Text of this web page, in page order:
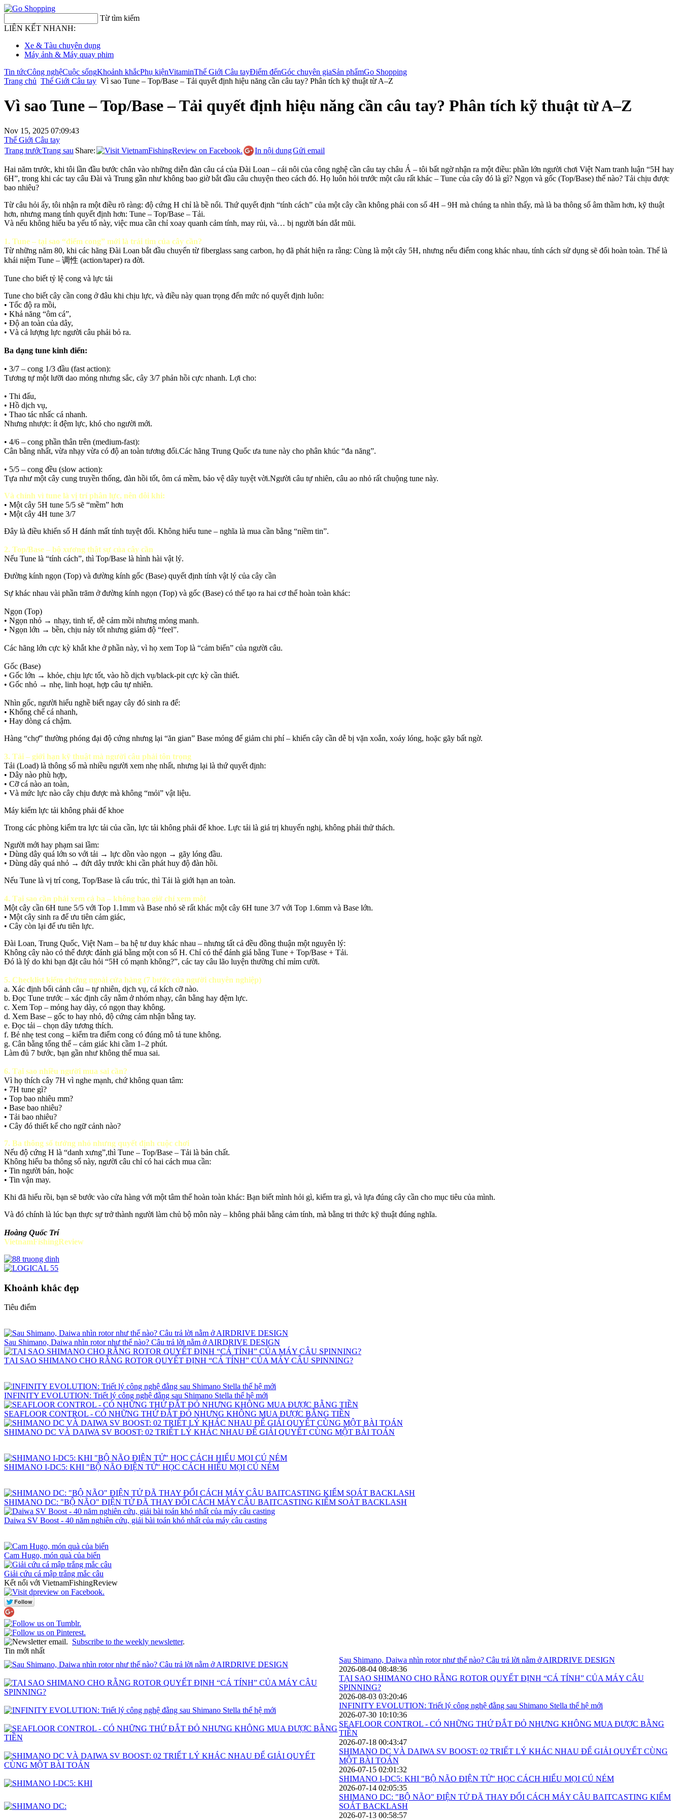
Từ tìm kiếm
LIÊN KẾT NHANH:
Xe & Tàu chuyên dụng
Máy ảnh & Máy quay phim
Tin tứcCông nghệCuộc sốngKhoảnh khắcPhụ kiệnVitaminThế Giới Câu tayĐiểm đếnGóc chuyên giaSản phẩmGo Shopping
Trang chủ Thế Giới Câu tay Vì sao Tune – Top/Base – Tải quyết định hiệu năng cần câu tay? Phân tích kỹ thuật từ A–Z
Vì sao Tune – Top/Base – Tải quyết định hiệu năng cần câu tay? Phân tích kỹ thuật từ A–Z
Nov 15, 2025 07:09:43
Thế Giới Câu tay
Trang trướcTrang sau Share: In nội dungGửi email
Hai năm trước, khi tôi lần đầu bước chân vào những diễn đàn câu cá của Đài Loan – cái nôi của công nghệ cần câu tay châu Á – tôi bất ngờ nhận ra một điều: phần lớn người chơi Việt Nam tranh luận “5H hay
6H”, trong khi các tay câu Đài và Trung gần như không bao giờ bắt đầu câu chuyện theo cách đó. Họ luôn hỏi trước một câu rất khác – Tune của cây đó là gì? Ngọn và gốc (Top/Base) thế nào? Tải chịu được
bao nhiêu?
Từ câu hỏi ấy, tôi nhận ra một điều rõ ràng: độ cứng H chỉ là bề nổi. Thứ quyết định “tính cách” của một cây cần không phải con số 4H – 9H mà chúng ta nhìn thấy, mà là ba thông số âm thầm hơn, kỹ thuật
hơn, nhưng mang tính quyết định hơn: Tune – Top/Base – Tải.
Và nếu không hiểu ba yếu tố này, việc mua cần chỉ xoay quanh cảm tính, may rủi, và… bị người bán dắt mũi.
1. Tune – tại sao “điểm cong” mới là trái tim của cây cần?
Từ những năm 80, khi các hãng Đài Loan bắt đầu chuyển từ fiberglass sang carbon, họ đã phát hiện ra rằng: Cùng là một cây 5H, nhưng nếu điểm cong khác nhau, tính cách sử dụng sẽ đổi hoàn toàn. Thế là
khái niệm Tune – 调性 (action/taper) ra đời.
Tune cho biết tỷ lệ cong và lực tải
Tune cho biết cây cần cong ở đâu khi chịu lực, và điều này quan trọng đến mức nó quyết định luôn:
• Tốc độ ra mồi,
• Khả năng “ôm cá”,
• Độ an toàn của dây,
• Và cả lượng lực người câu phải bỏ ra.
Ba dạng tune kinh điển:
• 3/7 – cong 1/3 đầu (fast action):
Tương tự một lưỡi dao mỏng nhưng sắc, cây 3/7 phản hồi cực nhanh. Lợi cho:
• Thi đấu,
• Hồ dịch vụ,
• Thao tác nhấc cá nhanh.
Nhưng nhược: ít đệm lực, khó cho người mới.
• 4/6 – cong phần thân trên (medium-fast):
Cân bằng nhất, vừa nhạy vừa có độ an toàn tương đối.Các hãng Trung Quốc ưa tune này cho phân khúc “đa năng”.
• 5/5 – cong đều (slow action):
Tựa như một cây cung truyền thống, đàn hồi tốt, ôm cá mềm, bảo vệ dây tuyệt vời.Người câu tự nhiên, câu ao nhỏ rất chuộng tune này.
Và chính vì tune là vị trí phân lực, nên đôi khi:
• Một cây 5H tune 5/5 sẽ “mềm” hơn
• Một cây 4H tune 3/7
Đây là điều khiến số H đánh mất tính tuyệt đối. Không hiểu tune – nghĩa là mua cần bằng “niềm tin”.
2. Top/Base – bộ xương thật sự của cây cần
Nếu Tune là “tính cách”, thì Top/Base là hình hài vật lý.
Đường kính ngọn (Top) và đường kính gốc (Base) quyết định tính vật lý của cây cần
Sự khác nhau vài phần trăm ở đường kính ngọn (Top) và gốc (Base) có thể tạo ra hai cơ thể hoàn toàn khác:
Ngọn (Top)
• Ngọn nhỏ → nhạy, tinh tế, dễ cảm mồi nhưng mỏng manh.
• Ngọn lớn → bền, chịu nảy tốt nhưng giảm độ “feel”.
Các hãng lớn cực kỳ khắt khe ở phần này, vì họ xem Top là “cảm biến” của người câu.
Gốc (Base)
• Gốc lớn → khỏe, chịu lực tốt, vào hồ dịch vụ/black-pit cực kỳ cần thiết.
• Gốc nhỏ → nhẹ, linh hoạt, hợp câu tự nhiên.
Nhìn gốc, người hiểu nghề biết ngay cây đó sinh ra để:
• Khống chế cá nhanh,
• Hay dòng cá chậm.
Hàng “chợ” thường phóng đại độ cứng nhưng lại “ăn gian” Base mỏng để giảm chi phí – khiến cây cần dễ bị vặn xoắn, xoáy lóng, hoặc gãy bất ngờ.
3. Tải – giới hạn kỹ thuật mà người câu phải tôn trọng
Tải (Load) là thông số mà nhiều người xem nhẹ nhất, nhưng lại là thứ quyết định:
• Dây nào phù hợp,
• Cỡ cá nào an toàn,
• Và mức lực nào cây chịu được mà không “mỏi” vật liệu.
Máy kiểm lực tải không phải để khoe
Trong các phòng kiểm tra lực tải của cần, lực tải không phải để khoe. Lực tải là giá trị khuyến nghị, không phải thử thách.
Người mới hay phạm sai lầm:
• Dùng dây quá lớn so với tải → lực dồn vào ngọn → gãy lóng đầu.
• Dùng dây quá nhỏ → đứt dây trước khi cần phát huy độ đàn hồi.
Nếu Tune là vị trí cong, Top/Base là cấu trúc, thì Tải là giới hạn an toàn.
4. Tại sao cần phải xem cả ba – không bao giờ chỉ xem một
Một cây cần 6H tune 5/5 với Top 1.1mm và Base nhỏ sẽ rất khác một cây 6H tune 3/7 với Top 1.6mm và Base lớn.
• Một cây sinh ra để ưu tiên cảm giác,
• Cây còn lại để ưu tiên lực.
Đài Loan, Trung Quốc, Việt Nam – ba hệ tư duy khác nhau – nhưng tất cả đều đồng thuận một nguyên lý:
Không cây nào có thể được đánh giá bằng một con số H. Chỉ có thể đánh giá bằng Tune + Top/Base + Tải.
Đó là lý do khi bạn đặt câu hỏi “5H có mạnh không?”, các tay câu lão luyện thường chỉ mỉm cười.
5. Checklist kiểm chứng ngoài cửa hàng (7 bước của người chuyên nghiệp)
a. Xác định bối cảnh câu – tự nhiên, dịch vụ, cá kích cỡ nào.
b. Đọc Tune trước – xác định cây nằm ở nhóm nhạy, cân bằng hay đệm lực.
c. Xem Top – mỏng hay dày, có ngọn thay không.
d. Xem Base – gốc to hay nhỏ, độ cứng cảm nhận bằng tay.
e. Đọc tải – chọn dây tương thích.
f. Bẻ nhẹ test cong – kiểm tra điểm cong có đúng mô tả tune không.
g. Cân bằng tổng thể – cảm giác khi cầm 1–2 phút.
Làm đủ 7 bước, bạn gần như không thể mua sai.
6. Tại sao nhiều người mua sai cần?
Vì họ thích cây 7H vì nghe mạnh, chứ không quan tâm:
• 7H tune gì?
• Top bao nhiêu mm?
• Base bao nhiêu?
• Tải bao nhiêu?
• Cây đó thiết kế cho ngữ cảnh nào?
7. Ba thông số tưởng nhỏ nhưng quyết định cuộc chơi
Nếu độ cứng H là “danh xưng”,thì Tune – Top/Base – Tải là bản chất.
Không hiểu ba thông số này, người câu chỉ có hai cách mua cần:
• Tin người bán, hoặc
• Tin vận may.
Khi đã hiểu rồi, bạn sẽ bước vào cửa hàng với một tâm thế hoàn toàn khác: Bạn biết mình hỏi gì, kiểm tra gì, và lựa đúng cây cần cho mục tiêu của mình.
Và đó chính là lúc bạn thực sự trở thành người làm chủ bộ môn này – không phải bằng cảm tính, mà bằng tri thức kỹ thuật đúng nghĩa.
Hoàng Quốc Trí
VietnamFishingReview
Khoảnh khắc đẹp
Tiêu điểm
Sau Shimano, Daiwa nhìn rotor như thế nào? Câu trả lời nằm ở AIRDRIVE DESIGN
TẠI SAO SHIMANO CHO RẰNG ROTOR QUYẾT ĐỊNH “CÁ TÍNH” CỦA MÁY CÂU SPINNING?
INFINITY EVOLUTION: Triết lý công nghệ đằng sau Shimano Stella thế hệ mới
SEAFLOOR CONTROL - CÓ NHỮNG THỨ ĐẮT ĐỎ NHƯNG KHÔNG MUA ĐƯỢC BẰNG TIỀN
SHIMANO DC VÀ DAIWA SV BOOST: 02 TRIẾT LÝ KHÁC NHAU ĐỂ GIẢI QUYẾT CÙNG MỘT BÀI TOÁN
SHIMANO I-DC5: KHI "BỘ NÃO ĐIỆN TỬ" HỌC CÁCH HIỂU MỌI CÚ NÉM
SHIMANO DC: "BỘ NÃO" ĐIỆN TỬ ĐÃ THAY ĐỔI CÁCH MÁY CÂU BAITCASTING KIỂM SOÁT BACKLASH
Daiwa SV Boost - 40 năm nghiên cứu, giải bài toán khó nhất của máy câu casting
Cam Hugo, món quà của biển
Giải cứu cá mập trắng mắc câu
Kết nối với VietnamFishingReview
Subscribe to the weekly newsletter.
Tin mới nhất
Sau Shimano, Daiwa nhìn rotor như thế nào? Câu trả lời nằm ở AIRDRIVE DESIGN
2026-08-04 08:48:36
TẠI SAO SHIMANO CHO RẰNG ROTOR QUYẾT ĐỊNH “CÁ TÍNH” CỦA MÁY CÂU
SPINNING?
2026-08-03 03:20:46
INFINITY EVOLUTION: Triết lý công nghệ đằng sau Shimano Stella thế hệ mới
2026-07-30 10:10:36
SEAFLOOR CONTROL - CÓ NHỮNG THỨ ĐẮT ĐỎ NHƯNG KHÔNG MUA ĐƯỢC BẰNG
TIỀN
2026-07-18 00:43:47
SHIMANO DC VÀ DAIWA SV BOOST: 02 TRIẾT LÝ KHÁC NHAU ĐỂ GIẢI QUYẾT CÙNG
MỘT BÀI TOÁN
2026-07-15 02:01:32
SHIMANO I-DC5: KHI "BỘ NÃO ĐIỆN TỬ" HỌC CÁCH HIỂU MỌI CÚ NÉM
2026-07-14 02:05:35
SHIMANO DC: "BỘ NÃO" ĐIỆN TỬ ĐÃ THAY ĐỔI CÁCH MÁY CÂU BAITCASTING KIỂM
SOÁT BACKLASH
2026-07-13 00:58:57